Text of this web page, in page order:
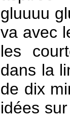
gluuuu
va avec
les
dans la
de dix
idées